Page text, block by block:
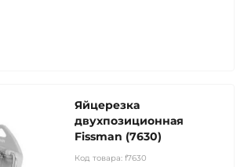
Яйцерезка
двухпозиционная
Fissman (7630)
Код товара: f7630